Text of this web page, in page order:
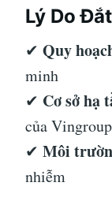
Lý Do
✔ Quy
minh
✔ Cơ sở hạ
của
✔ Môi
nhiễm